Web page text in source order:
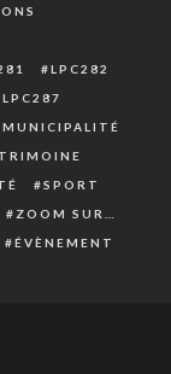
LPC282
LPC287
MUNICIPALITÉ
SPORT
ZOOM SUR…
ÉVÈNEMENT